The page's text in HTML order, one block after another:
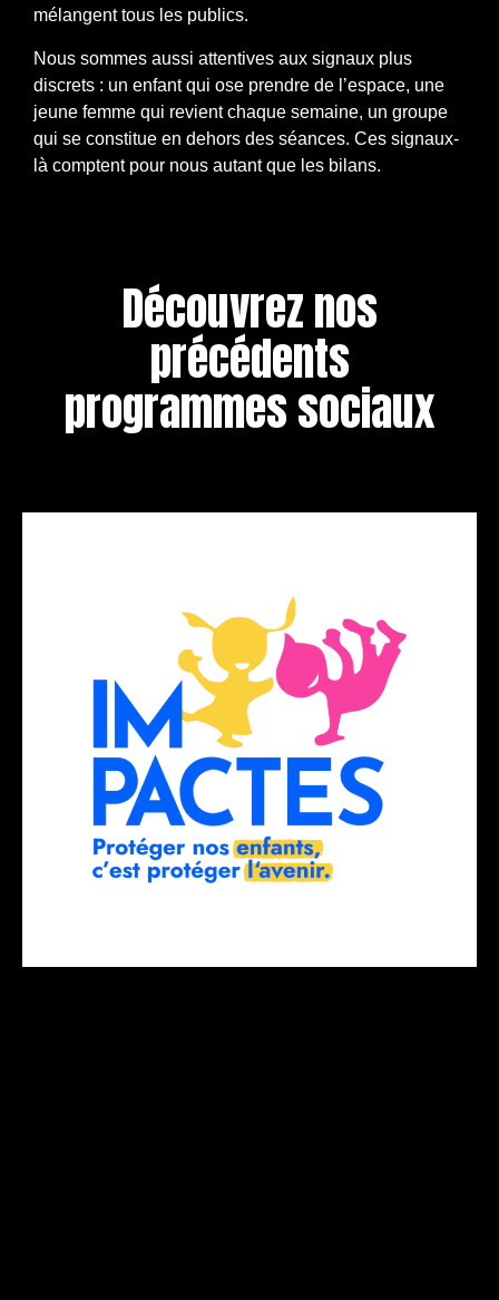
mélangent tous les publics.
Nous sommes aussi attentives aux signaux plus
discrets : un enfant qui ose prendre de l’espace, une
jeune femme qui revient chaque semaine, un groupe
qui se constitue en dehors des séances. Ces signaux-
là comptent pour nous autant que les bilans.
Découvrez nos
précédents
programmes sociaux